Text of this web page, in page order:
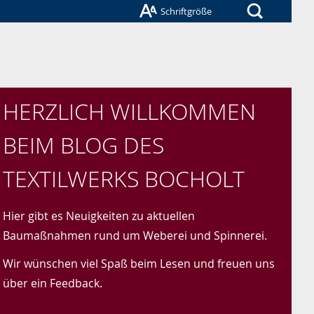
Schriftgröße
HERZLICH WILLKOMMEN
BEIM BLOG DES
TEXTILWERKS BOCHOLT
Hier gibt es Neuigkeiten zu aktuellen
Baumaßnahmen rund um Weberei und Spinnerei.
Wir wünschen viel Spaß beim Lesen und freuen uns
über ein Feedback.